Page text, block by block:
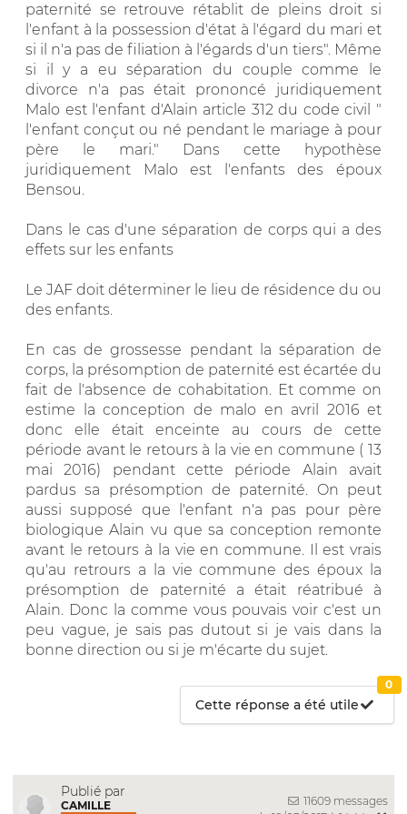
paternité se retrouve rétablit de pleins droit si
l'enfant à la possession d'état à l'égard du mari et
si il n'a pas de filiation à l'égards d'un tiers". Même
si il y a eu séparation du couple comme le
divorce n'a pas était prononcé juridiquement
Malo est l'enfant d'Alain article 312 du code civil "
l'enfant conçut ou né pendant le mariage à pour
père le mari." Dans cette hypothèse
juridiquement Malo est l'enfants des époux
Bensou.
Dans le cas d'une séparation de corps qui a des
effets sur les enfants
Le JAF doit déterminer le lieu de résidence du ou
des enfants.
En cas de grossesse pendant la séparation de
corps, la présomption de paternité est écartée du
fait de l'absence de cohabitation. Et comme on
estime la conception de malo en avril 2016 et
donc elle était enceinte au cours de cette
période avant le retours à la vie en commune ( 13
mai 2016) pendant cette période Alain avait
pardus sa présomption de paternité. On peut
aussi supposé que l'enfant n'a pas pour père
biologique Alain vu que sa conception remonte
avant le retours à la vie en commune. Il est vrais
qu'au retrours a la vie commune des époux la
présomption de paternité a était réatribué à
Alain. Donc la comme vous pouvais voir c'est un
peu vague, je sais pas dutout si je vais dans la
bonne direction ou si je m'écarte du sujet.
Cette réponse a été utile
0
Publié par
CAMILLE
11609 messages